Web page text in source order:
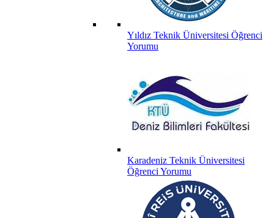
Yıldız Teknik Üniversitesi Öğrenci
Yorumu
Karadeniz Teknik Üniversitesi
Öğrenci Yorumu